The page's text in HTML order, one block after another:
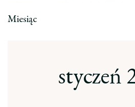
Miesiąc
styczeń